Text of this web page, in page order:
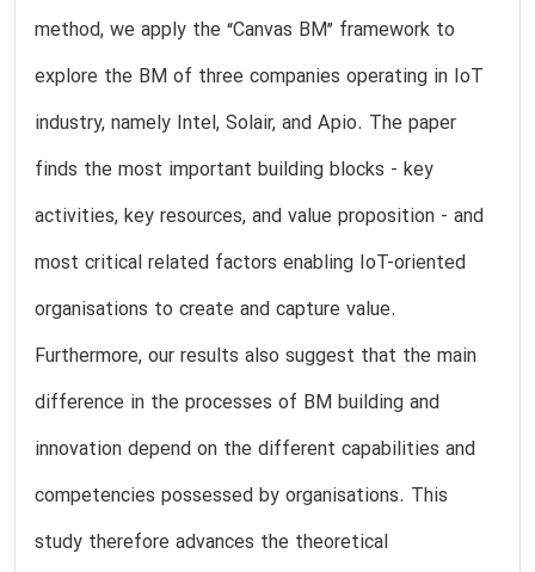
method, we apply the “Canvas BM” framework to
explore the BM of three companies operating in IoT
industry, namely Intel, Solair, and Apio. The paper
finds the most important building blocks - key
activities, key resources, and value proposition - and
most critical related factors enabling IoT-oriented
organisations to create and capture value.
Furthermore, our results also suggest that the main
difference in the processes of BM building and
innovation depend on the different capabilities and
competencies possessed by organisations. This
study therefore advances the theoretical